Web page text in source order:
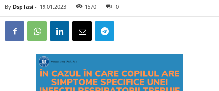
By Dsp Iasi - 19.01.2023 1670 0